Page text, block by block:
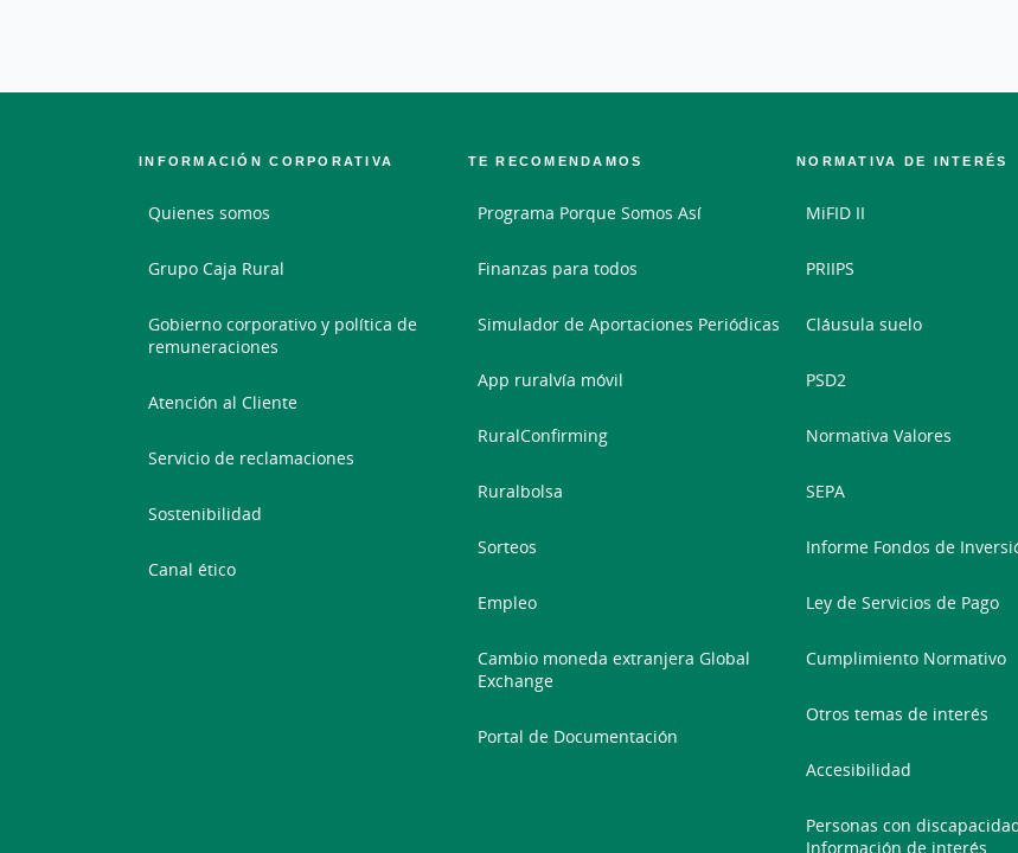
INFORMACIÓN CORPORATIVA
Quienes somos
Grupo Caja Rural
Gobierno corporativo y política de
remuneraciones
Atención al Cliente
Servicio de reclamaciones
Sostenibilidad
Canal ético
TE RECOMENDAMOS
Programa Porque Somos Así
Finanzas para todos
Simulador de Aportaciones Periódicas
App ruralvía móvil
RuralConfirming
Ruralbolsa
Sorteos
Empleo
Cambio moneda extranjera Global
Exchange
Portal de Documentación
NORMATIVA DE INTERÉS
MiFID II
PRIIPS
Cláusula suelo
PSD2
Normativa Valores
SEPA
Informe Fondos de
Ley de Servicios de Pago
Cumplimiento Normativo
Otros temas de interés
Accesibilidad
Personas con
Información de interés